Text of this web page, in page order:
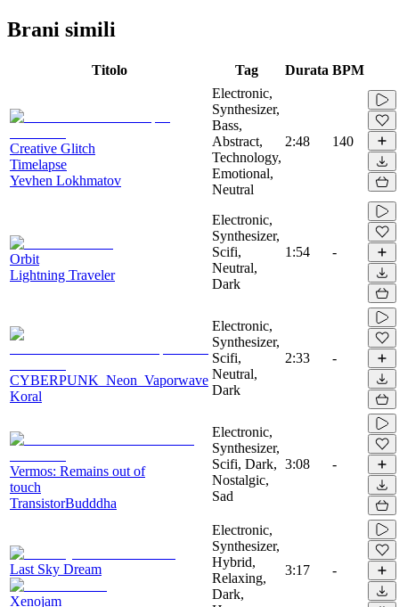
Brani simili
Titolo Tag Durata BPM
Creative Glitch
Timelapse
Yevhen Lokhmatov
Electronic,
Synthesizer,
Bass,
Abstract,
Technology,
Emotional,
Neutral
2:48 140
Orbit
Lightning Traveler
Electronic,
Synthesizer,
Scifi,
Neutral,
Dark
1:54 -
CYBERPUNK_Neon_Vaporwave
Koral
Electronic,
Synthesizer,
Scifi,
Neutral,
Dark
2:33 -
Vermos: Remains out of
touch
TransistorBudddha
Electronic,
Synthesizer,
Scifi, Dark,
Nostalgic,
Sad
3:08 -
Last Sky Dream
Xenojam
Electronic,
Synthesizer,
Hybrid,
Relaxing,
Dark,
3:17 -